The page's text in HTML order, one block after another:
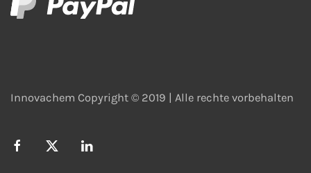
Innovachem Copyright © 2019 | Alle rechte vorbehalten